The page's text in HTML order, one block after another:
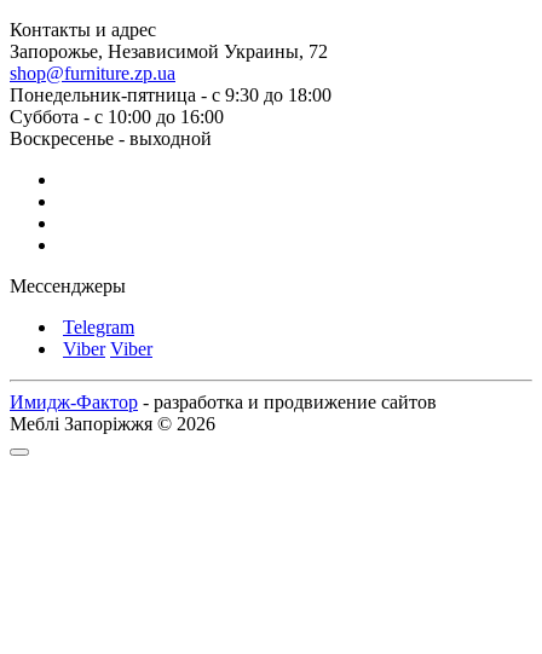
Контакты и адрес
Запорожье, Независимой Украины, 72
shop@furniture.zp.ua
Понедельник-пятница - с 9:30 до 18:00
Суббота - с 10:00 до 16:00
Воскресенье - выходной
Мессенджеры
Telegram
Viber Viber
Имидж-Фактор - разработка и продвижение сайтов
Меблі Запоріжжя © 2026